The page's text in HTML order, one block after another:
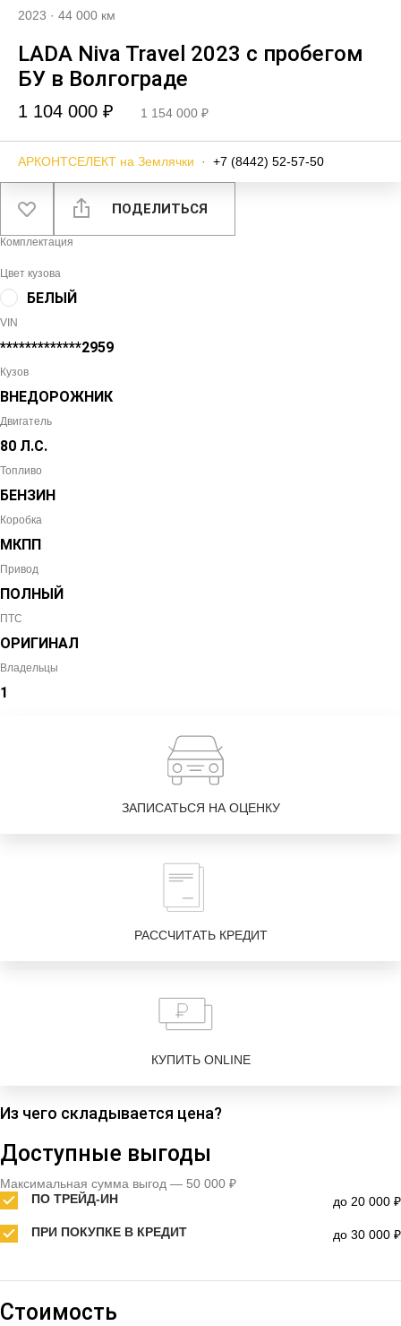
2023 · 44 000 км
LADA Niva Travel 2023 с пробегом
БУ в Волгограде
1 104 000 ₽ 1 154 000 ₽
АРКОНТСЕЛЕКТ на Землячки · +7 (8442) 52-57-50
ПОДЕЛИТЬСЯ
Комплектация
Цвет кузова
БЕЛЫЙ
VIN
*************2959
Кузов
ВНЕДОРОЖНИК
Двигатель
80 Л.С.
Топливо
БЕНЗИН
Коробка
МКПП
Привод
ПОЛНЫЙ
ПТС
ОРИГИНАЛ
Владельцы
1
ЗАПИСАТЬСЯ НА ОЦЕНКУ
РАССЧИТАТЬ КРЕДИТ
КУПИТЬ ONLINE
Из чего складывается цена?
Доступные выгоды
Максимальная сумма выгод — 50 000 ₽
ПО ТРЕЙД-ИН
до 20 000 ₽
ПРИ ПОКУПКЕ В КРЕДИТ до 30 000 ₽
Стоимость